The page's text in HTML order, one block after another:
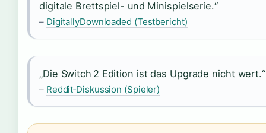
digitale Brettspiel- und Minispielserie.“
– DigitallyDownloaded (Testbericht)
„Die Switch 2 Edition ist das Upgrade nicht wert.“
– Reddit‑Diskussion (Spieler)